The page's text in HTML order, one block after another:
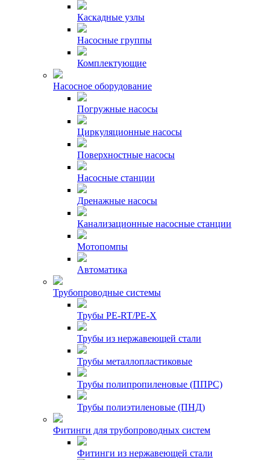
Каскадные узлы
Насосные группы
Комплектующие
Насосное оборудование
Погружные насосы
Циркуляционные насосы
Поверхностные насосы
Насосные станции
Дренажные насосы
Канализационные насосные станции
Мотопомпы
Автоматика
Трубопроводные системы
Трубы PE-RT/PE-X
Трубы из нержавеющей стали
Трубы металлопластиковые
Трубы полипропиленовые (ППРС)
Трубы полиэтиленовые (ПНД)
Фитинги для трубопроводных систем
Фитинги из нержавеющей стали